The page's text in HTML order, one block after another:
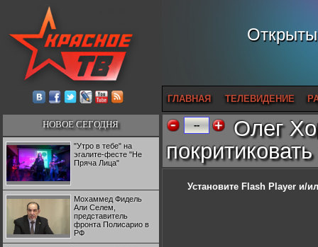
ГЛАВНАЯ ТЕЛЕВИДЕНИЕ
НОВОЕ СЕГОДНЯ
"Утро в тебе" на
эгалите-фесте "Не
Пряча Лица"
Мохаммед Фидель
Али Селем,
представитель
фронта Полисарио в
РФ
--
Олег
Установите Flash Player и/